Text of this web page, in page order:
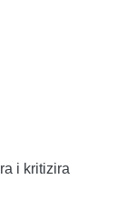
i kritizira